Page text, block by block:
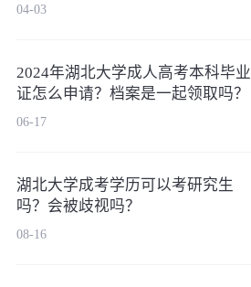
04-03
2024年湖北大学成人高考本科毕业
证怎么申请？档案是一起领取吗？
06-17
湖北大学成考学历可以考研究生
吗？会被歧视吗？
08-16